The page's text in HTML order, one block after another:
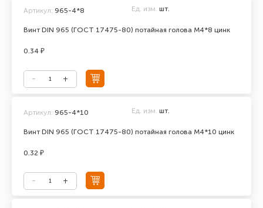
Винт DIN 965 (ГОСТ 17475-80) потайная голова М4*8 цинк
Артикул: 965-4*8 Ед. изм. шт.
0.34 ₽
Винт DIN 965 (ГОСТ 17475-80) потайная голова М4*10 цинк
Артикул: 965-4*10 Ед. изм. шт.
0.32 ₽